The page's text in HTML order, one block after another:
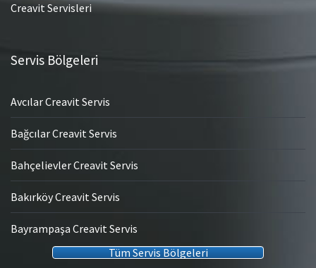
Creavit Servisleri
Servis Bölgeleri
Avcılar Creavit Servis
Bağcılar Creavit Servis
Bahçelievler Creavit Servis
Bakırköy Creavit Servis
Bayrampaşa Creavit Servis
Tüm Servis Bölgeleri